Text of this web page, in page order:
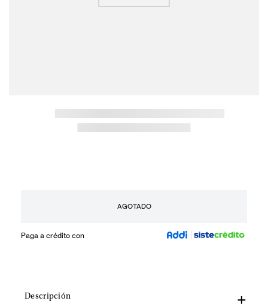
AGOTADO
Paga a crédito con
Descripción